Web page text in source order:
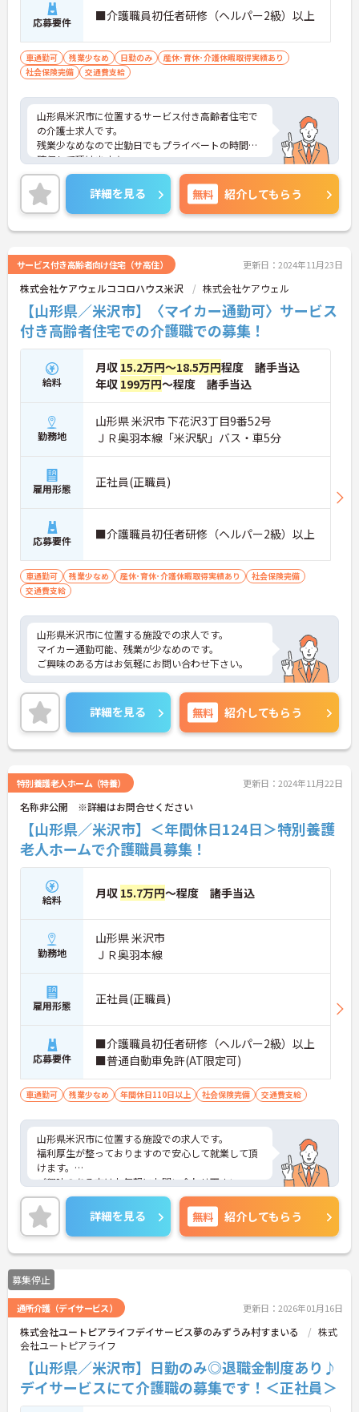
応募要件 ■介護職員初任者研修（ヘルパー2級）以上
車通勤可 残業少なめ 日勤のみ
産休･育休･介護休暇取得実績あり
社会保険完備
交通費支給
山形県米沢市に位置するサービス付き高齢者住宅で
の介護士求人です。
残業少なめなので出勤日でもプライベートの時間を
確保して頂けます★
またマイカー通勤OK 無料駐車場完備なので、通勤
のストレスが少ないのも嬉しいポイントです◎
ご興味ある方には、面接対策ポイントなど、さらに
詳細をお話しいたしますのでお気軽にご相談くださ
い。
詳細を見る 無料 紹介してもらう
サービス付き高齢者向け住宅（サ高住） 更新日：2024年11月23日
株式会社ケアウェルココロハウス米沢 株式会社ケアウェル
【山形県／米沢市】〈マイカー通勤可〉サービス
付き高齢者住宅での介護職での募集！
給料
月収 15.2万円～18.5万円程度 諸手当込
年収 199万円～程度 諸手当込
勤務地
山形県 米沢市 下花沢3丁目9番52号
ＪＲ奥羽本線「米沢駅」バス・車5分
雇用形態 正社員(正職員)
応募要件 ■介護職員初任者研修（ヘルパー2級）以上
車通勤可 残業少なめ 産休･育休･介護休暇取得実績あり
社会保険完備
交通費支給
山形県米沢市に位置する施設での求人です。
マイカー通勤可能、残業が少なめのです。
ご興味のある方はお気軽にお問い合わせ下さい。
詳細を見る 無料 紹介してもらう
特別養護老人ホーム（特養） 更新日：2024年11月22日
名称非公開 ※詳細はお問合せください
【山形県／米沢市】＜年間休日124日＞特別養護
老人ホームで介護職員募集！
給料 月収 15.7万円～程度 諸手当込
勤務地
山形県 米沢市
ＪＲ奥羽本線
雇用形態 正社員(正職員)
応募要件
■介護職員初任者研修（ヘルパー2級）以上
■普通自動車免許(AT限定可)
車通勤可 残業少なめ 年間休日110日以上 社会保険完備 交通費支給
山形県米沢市に位置する施設での求人です。
福利厚生が整っておりますので安心して就業して頂
けます。
ご興味のある方はお気軽にお問い合わせ下さい。
詳細を見る 無料 紹介してもらう
募集停止
通所介護（デイサービス） 更新日：2026年01月16日
株式会社ユートピアライフデイサービス夢のみずうみ村すまいる
株式
会社ユートピアライフ
【山形県／米沢市】日勤のみ◎退職金制度あり♪
デイサービスにて介護職の募集です！＜正社員＞